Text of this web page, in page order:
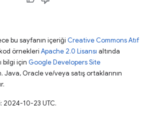
bu sayfanın içeriği Creative Commons Atıf
örnekleri Apache 2.0 Lisansı altında
bilgi için Google Developers Site
Java, Oracle ve/veya satış ortaklarının
2024-10-23 UTC.